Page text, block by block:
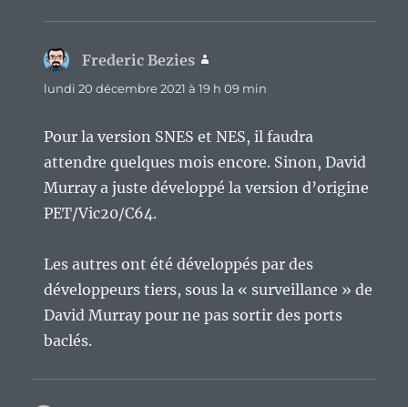
Frederic Bezies
lundi 20 décembre 2021 à 19 h 09 min
Pour la version SNES et NES, il faudra
attendre quelques mois encore. Sinon, David
Murray a juste développé la version d’origine
PET/Vic20/C64.
Les autres ont été développés par des
développeurs tiers, sous la « surveillance » de
David Murray pour ne pas sortir des ports
baclés.